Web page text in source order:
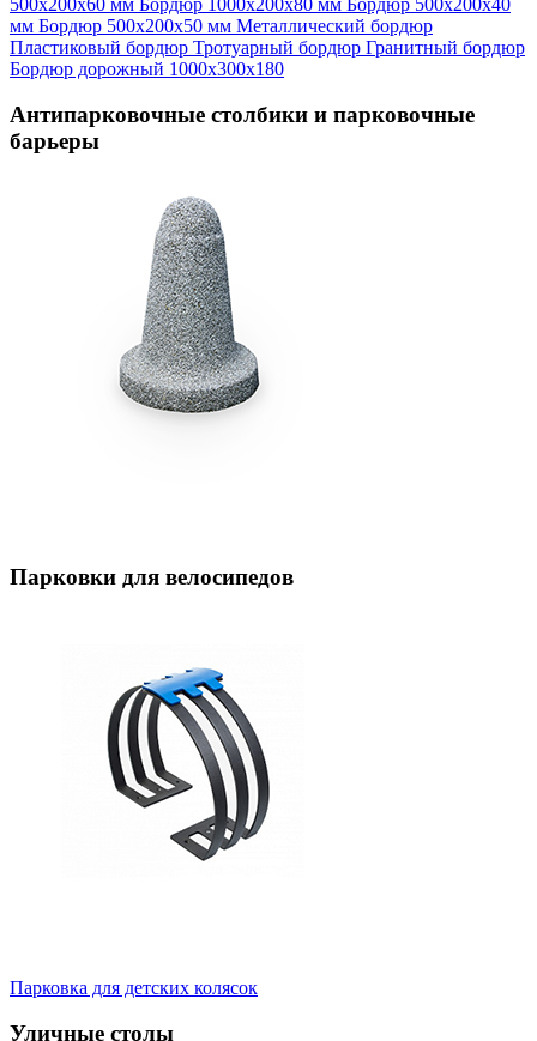
мм Бордюр 500х200х50 мм Металлический бордюр
Пластиковый бордюр Тротуарный бордюр Гранитный бордюр
Бордюр дорожный 1000х300х180
Антипарковочные столбики и парковочные
барьеры
Парковки для велосипедов
Парковка для детских колясок
Уличные столы